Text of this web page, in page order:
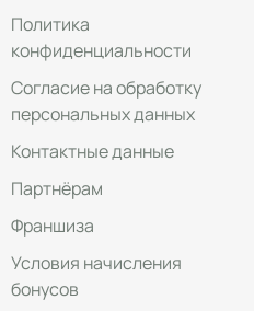
Политика
конфиденциальности
Согласие на обработку
персональных данных
Контактные данные
Партнёрам
Франшиза
Условия начисления
бонусов